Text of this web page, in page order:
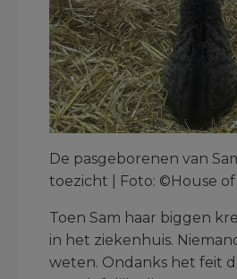
De pasgeborenen van
toezicht | Foto: ©House of
Toen Sam haar biggen
in het ziekenhuis.
weten. Ondanks het feit